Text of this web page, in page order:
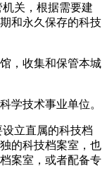
关，根据需要建
和永久保存的科技
，收集和保管本城
技术事业单位。
立直属的科技档
的科技档案室，也
案室，或者配备专